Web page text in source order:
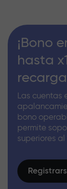
¡Bono
hasta
Las
bono
permite
superiores